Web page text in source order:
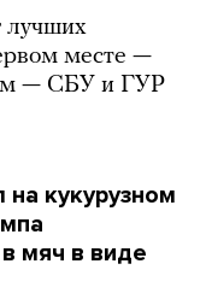
лучших
месте —
— СБУ и ГУР
кукурузном
мяч в виде